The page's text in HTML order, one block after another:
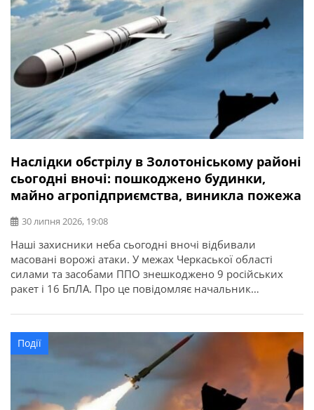
Наслідки обстрілу в Золотоніському районі
сьогодні вночі: пошкоджено будинки,
майно агропідприємства, виникла пожежа
30 липня 2026, 19:08
Наші захисники неба сьогодні вночі відбивали
масовані ворожі атаки. У межах Черкаської області
силами та засобами ППО знешкоджено 9 російських
ракет і 16 БпЛА. Про це повідомляє начальник
внаслідок падіння уламків БпЛА на проїжджу частину
пошкоджено кілька сусідніх домоволодінь. В іншому
випадку — виникла пожежа на відкритій території. […]
Події